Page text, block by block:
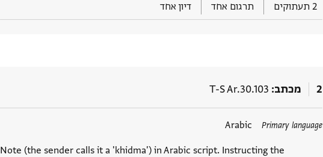
2 תעתוקים תרגום אחד דיון אחד
2 מכתב T-S Ar.30.103
Primary language
Arabic
Note (the sender calls it a 'khidma') in Arabic script. Instructing the
תגים